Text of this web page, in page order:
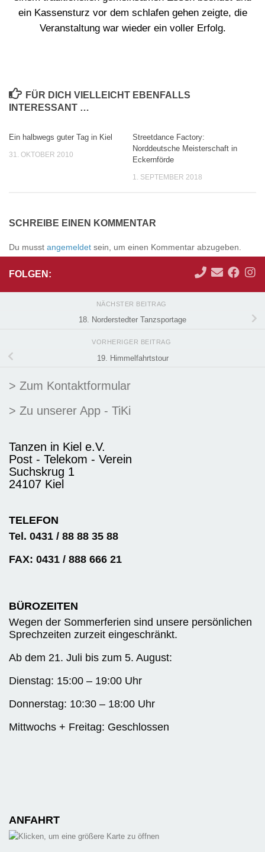
ein Kassensturz vor dem schlafen gehen zeigte, die
Veranstaltung war wieder ein voller Erfolg.
FÜR DICH VIELLEICHT EBENFALLS
INTERESSANT …
Ein halbwegs guter Tag in Kiel
31. OKTOBER 2010
Streetdance Factory:
Norddeutsche Meisterschaft in
Eckernförde
1. SEPTEMBER 2018
SCHREIBE EINEN KOMMENTAR
Du musst angemeldet sein, um einen Kommentar abzugeben.
FOLGEN:
NÄCHSTER BEITRAG
18. Norderstedter Tanzsportage
VORHERIGER BEITRAG
19. Himmelfahrtstour
> Zum Kontaktformular
> Zu unserer App - TiKi
Tanzen in Kiel e.V.
Post - Telekom - Verein
Suchskrug 1
24107 Kiel
TELEFON
Tel. 0431 / 88 88 35 88
FAX: 0431 / 888 666 21
BÜROZEITEN
Wegen der Sommerferien sind unsere persönlichen
Sprechzeiten zurzeit eingeschränkt.
Ab dem 21. Juli bis zum 5. August:
Dienstag: 15:00 – 19:00 Uhr
Donnerstag: 10:30 – 18:00 Uhr
Mittwochs + Freitag: Geschlossen
ANFAHRT